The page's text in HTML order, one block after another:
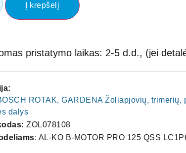
Į krepšelį
pristatymo laikas: 2-5 d.d., (jei
ROTAK, GARDENA Žoliapjovių,
dalys
ZOL078108
: AL-KO B-MOTOR PRO 125 QSS